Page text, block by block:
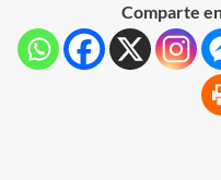
Comparte